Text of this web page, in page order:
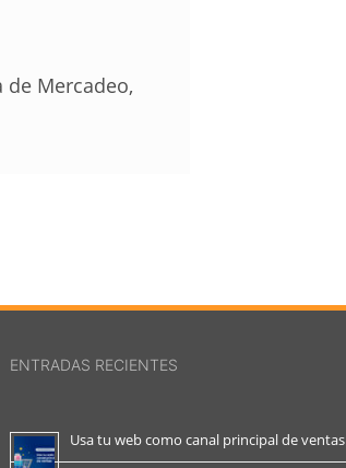
de Mercadeo,
ENTRADAS RECIENTES
Usa tu web como canal principal de ventas